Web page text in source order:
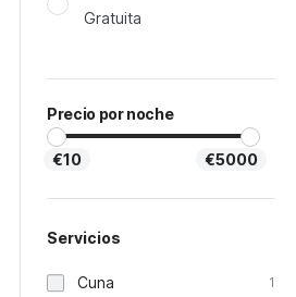
Gratuita
Precio por noche
€10 €5000
Servicios
Cuna 1